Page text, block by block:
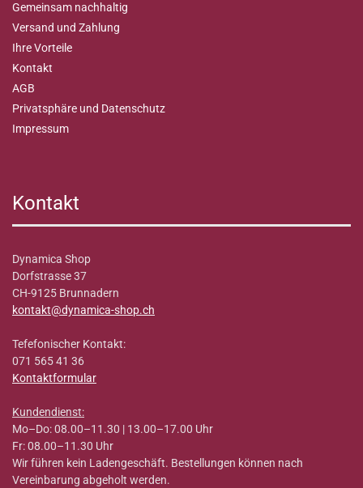
Gemeinsam nachhaltig
Versand und Zahlung
Ihre Vorteile
Kontakt
AGB
Privatsphäre und Datenschutz
Impressum
Kontakt
Dynamica Shop
Dorfstrasse 37
CH-9125 Brunnadern
kontakt@dynamica-shop.ch
Tefefonischer Kontakt:
071 565 41 36
Kontaktformular
Kundendienst:
Mo–Do: 08.00–11.30 | 13.00–17.00 Uhr
Fr: 08.00–11.30 Uhr
Wir führen kein Ladengeschäft. Bestellungen können nach
Vereinbarung abgeholt werden.